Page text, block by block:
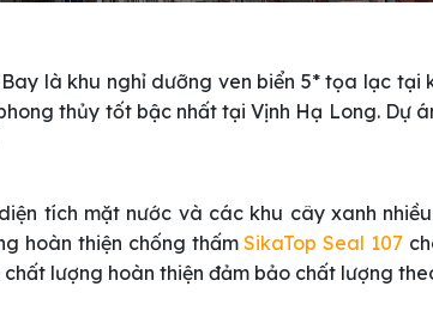
là khu nghỉ dưỡng ven biển 5* tọa lạc tại
thủy tốt bậc nhất tại Vịnh Hạ Long. Dự
tích mặt nước và các khu cây xanh
hoàn thiện chống thấmSikaTop Seal 107
chất lượng hoàn thiện đảm bảo chất lượng